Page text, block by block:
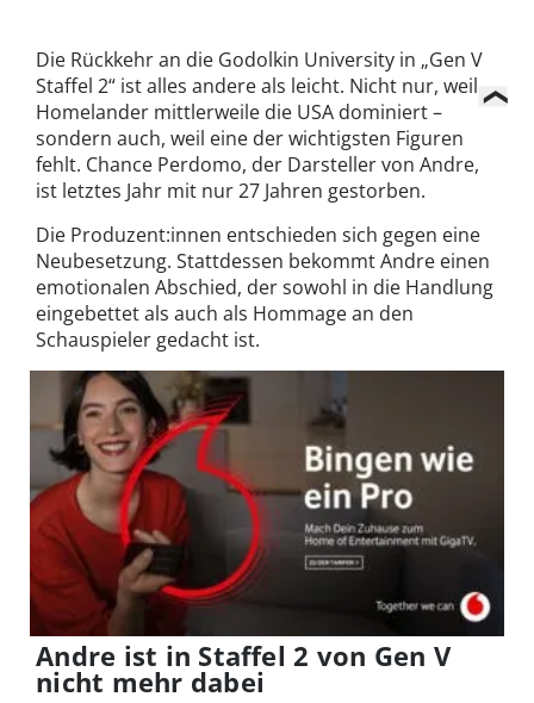
Die Rückkehr an die Godolkin University in „Gen V
Staffel 2“ ist alles andere als leicht. Nicht nur, weil
Homelander mittlerweile die USA dominiert –
sondern auch, weil eine der wichtigsten Figuren
fehlt. Chance Perdomo, der Darsteller von Andre,
ist letztes Jahr mit nur 27 Jahren gestorben.
Die Produzent:innen entschieden sich gegen eine
Neubesetzung. Stattdessen bekommt Andre einen
emotionalen Abschied, der sowohl in die Handlung
eingebettet als auch als Hommage an den
Schauspieler gedacht ist.
Andre ist in Staffel 2 von Gen V
nicht mehr dabei